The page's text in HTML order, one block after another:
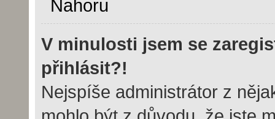
Nahoru
V minulosti jsem se
přihlásit?!
Nejspíše administrátor z